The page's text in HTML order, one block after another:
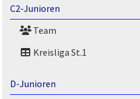
C2-Junioren
Team
Kreisliga St.1
D-Junioren